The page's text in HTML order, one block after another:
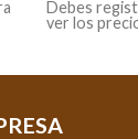
Debes
ver los